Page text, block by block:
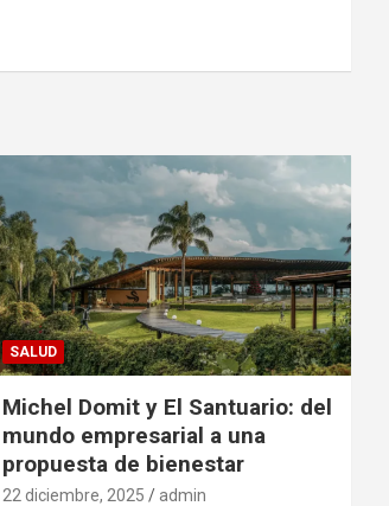
SALUD
Michel Domit y El Santuario: del
mundo empresarial a una
propuesta de bienestar
22 diciembre, 2025 admin